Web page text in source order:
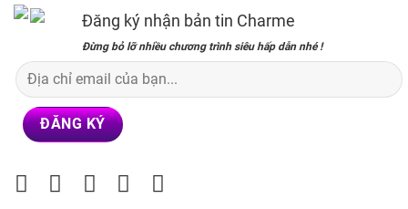
Đăng ký nhận bản tin Charme
Đừng bỏ lỡ nhiều chương trình siêu hấp dẫn nhé !